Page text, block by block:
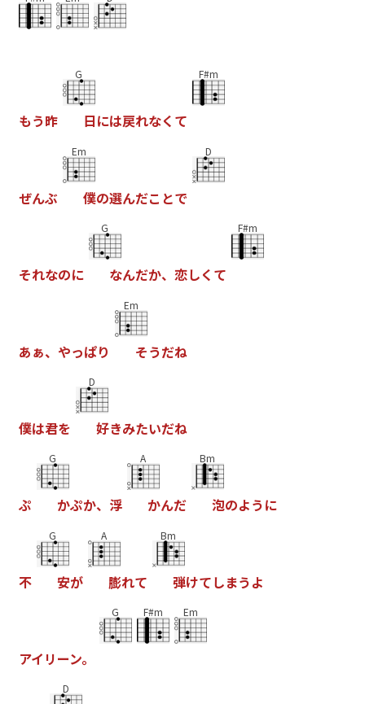
もう昨
G
日には戻れなく て
F#m
ぜんぶ
Em
僕の選んだこ とで
D
それなのに
G
なんだか、 恋しく て
F#m
あぁ、 やっぱり
Em
そうだね
僕は君を
D
好きみたいだね
ぷ
G
かぷか、 浮
A
かんだ
Bm
泡のよう に
不
G
安が
A
膨れて
Bm
弾けてしまう よ
アイ リーン。
G F#m Em
D